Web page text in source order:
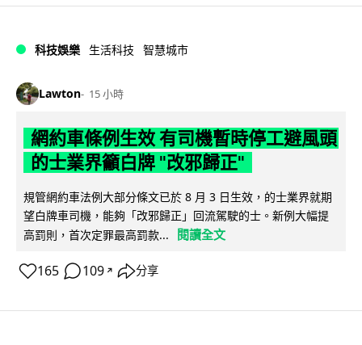
科技娛樂 生活科技 智慧城市
Lawton 15 小時
網約車條例生效 有司機暫時停工避風頭
的士業界籲白牌 "改邪歸正"
規管網約車法例大部分條文已於 8 月 3 日生效，的士業界就期
望白牌車司機，能夠「改邪歸正」回流駕駛的士。新例大幅提
高罰則，首次定罪最高罰款...
閱讀全文
165 109 ↗ 分享